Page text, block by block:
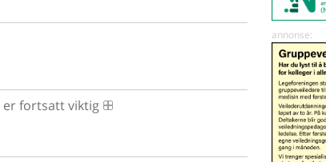
er fortsatt viktig